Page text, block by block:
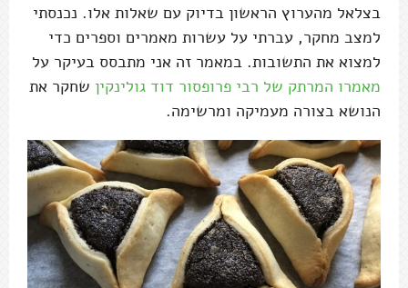
בצלאל מהערוץ הראשון בדיוק עם שאלות אלו. נכנסתי
למצב מחקר, עברתי על עשרות מאמרים וספרים כדי
למצוא את התשובות. במאמר זה אני מתבסס בעיקר על
מאמרו המרתק של רבי פרופסור דוד גולינקין שחקר את
הנושא בצורה מעמיקה ומרשימה.